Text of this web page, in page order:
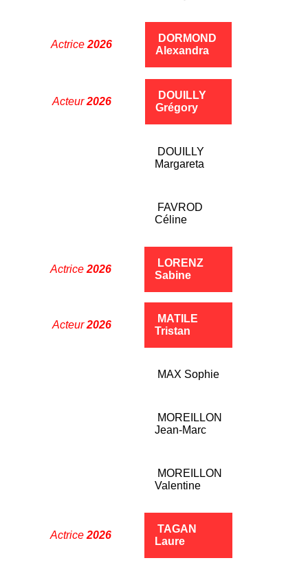
Actrice 2026
DORMOND
Alexandra
Acteur2026
DOUILLY
Grégory
DOUILLY
Margareta
FAVROD
Céline
Actrice 2026
LORENZ
Sabine
Acteur2026
MATILE
Tristan
MAX Sophie
MOREILLON
Jean-Marc
MOREILLON
Valentine
Actrice 2026
TAGAN
Laure